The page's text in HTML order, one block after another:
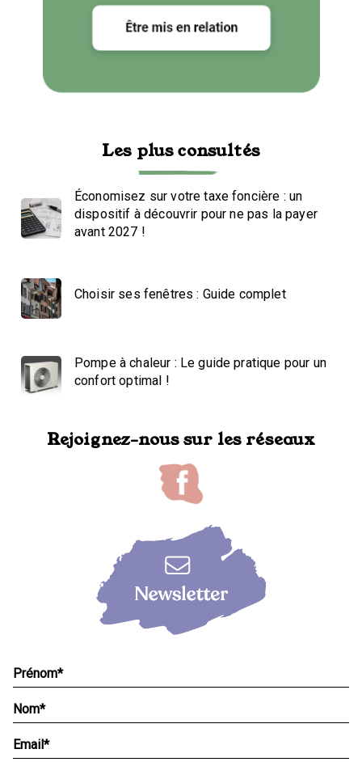
Les plus consultés
Économisez sur votre taxe foncière : un
dispositif à découvrir pour ne pas la payer
avant 2027 !
Choisir ses fenêtres : Guide complet
Pompe à chaleur : Le guide pratique pour un
confort optimal !
Rejoignez-nous sur les réseaux